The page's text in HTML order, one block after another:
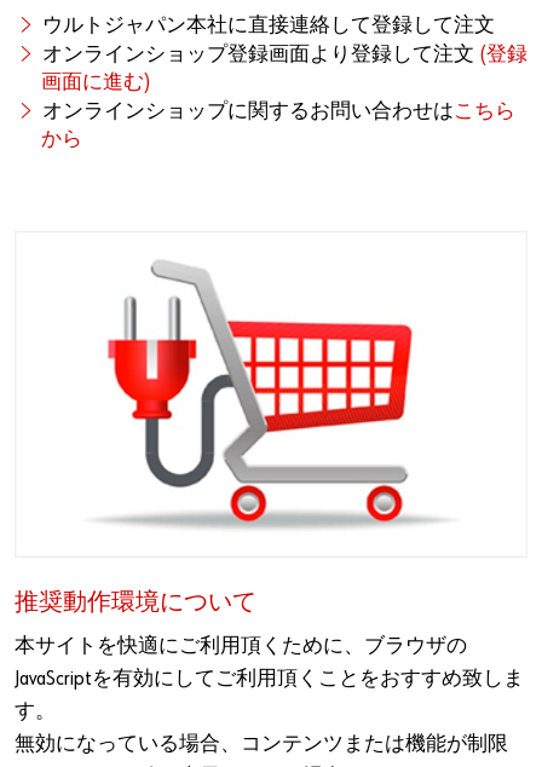
ウルトジャパン本社に直接連絡して登録して注文
オンラインショップ登録画面より登録して注文 (登録
画面に進む)
オンラインショップに関するお問い合わせはこちら
から
推奨動作環境について
本サイトを快適にご利用頂くために、ブラウザの
JavaScriptを有効にしてご利用頂くことをおすすめ致しま
す。
無効になっている場合、コンテンツまたは機能が制限